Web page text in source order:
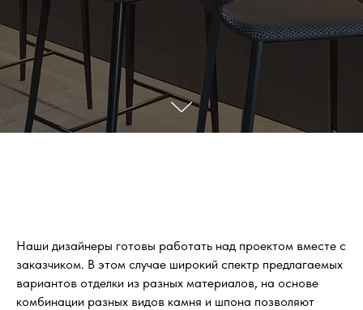
Наши дизайнеры готовы работать над проектом вместе с
заказчиком. В этом случае широкий спектр предлагаемых
вариантов отделки из разных материалов, на основе
комбинации разных видов камня и шпона позволяют